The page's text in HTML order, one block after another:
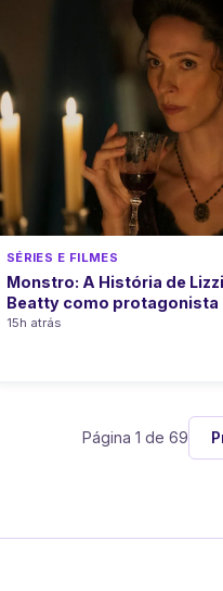
SÉRIES E FILMES
Monstro: A História de
Beatty como protagonista
15h atrás
Página 1 de 69